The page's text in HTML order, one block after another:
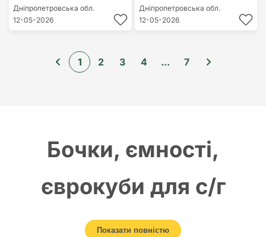
Дніпропетровська обл.
12-05-2026
Дніпропетровська обл.
12-05-2026
1 2 3 4 ... 7
Бочки, ємності,
єврокуби для с/г
виробництва
Показати повністю